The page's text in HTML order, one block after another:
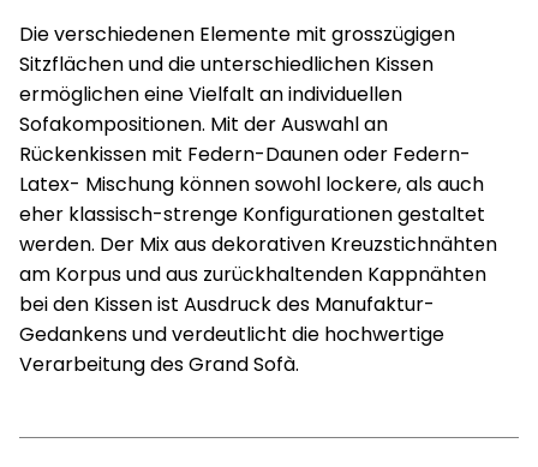
Die verschiedenen Elemente mit grosszügigen
Sitzflächen und die unterschiedlichen Kissen
ermöglichen eine Vielfalt an individuellen
Sofakompositionen. Mit der Auswahl an
Rückenkissen mit Federn-Daunen oder Federn-
Latex- Mischung können sowohl lockere, als auch
eher klassisch-strenge Konfigurationen gestaltet
werden. Der Mix aus dekorativen Kreuzstichnähten
am Korpus und aus zurückhaltenden Kappnähten
bei den Kissen ist Ausdruck des Manufaktur-
Gedankens und verdeutlicht die hochwertige
Verarbeitung des Grand Sofà.